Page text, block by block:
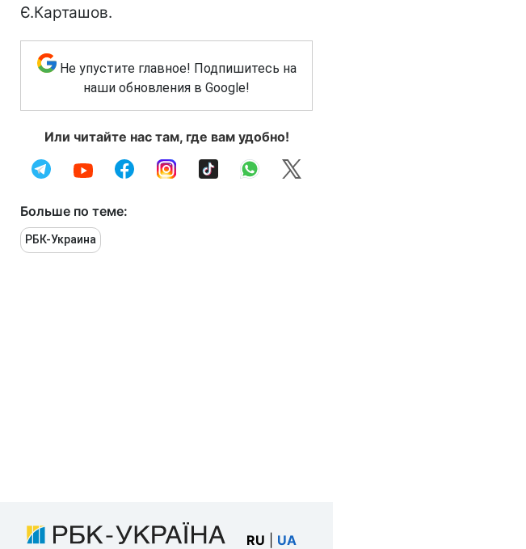
Є.Карташов.
Не упустите главное! Подпишитесь на
наши обновления в Google!
Или читайте нас там, где вам удобно!
Больше по теме:
РБК-Украина
RU UA